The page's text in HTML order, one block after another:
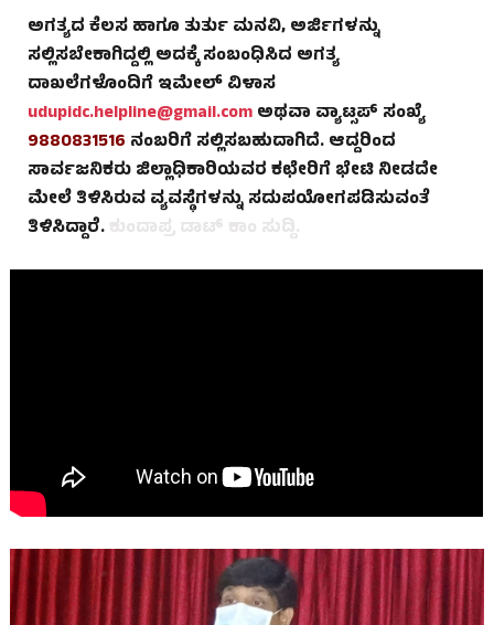
ಅಗತ್ಯದ ಕೆಲಸ ಹಾಗೂ ತುರ್ತು ಮನವಿ, ಅರ್ಜಿಗಳನ್ನು
ಸಲ್ಲಿಸಬೇಕಾಗಿದ್ದಲ್ಲಿ ಅದಕ್ಕೆ ಸಂಬಂಧಿಸಿದ ಅಗತ್ಯ
ದಾಖಲೆಗಳೊಂದಿಗೆ ಇಮೇಲ್ ವಿಳಾಸ
udupidc.helpline@gmail.comಅಥವಾ ವ್ಯಾಟ್ಸಪ್ ಸಂಖ್ಯೆ
9880831516 ನಂಬರಿಗೆ ಸಲ್ಲಿಸಬಹುದಾಗಿದೆ. ಆದ್ದರಿಂದ
ಸಾರ್ವಜನಿಕರು ಜಿಲ್ಲಾಧಿಕಾರಿಯವರ ಕಛೇರಿಗೆ ಭೇಟಿ ನೀಡದೇ
ಮೇಲೆ ತಿಳಿಸಿರುವ ವ್ಯವಸ್ಥೆಗಳನ್ನು ಸದುಪಯೋಗಪಡಿಸುವಂತೆ
ತಿಳಿಸಿದ್ದಾರೆ.ಕುಂದಾಪ್ರ ಡಾಟ್ ಕಾಂ ಸುದ್ದಿ.